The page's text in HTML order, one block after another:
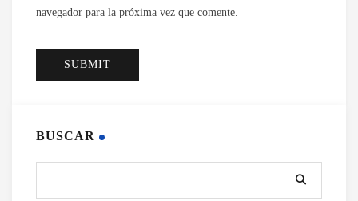
navegador para la próxima vez que comente.
BUSCAR